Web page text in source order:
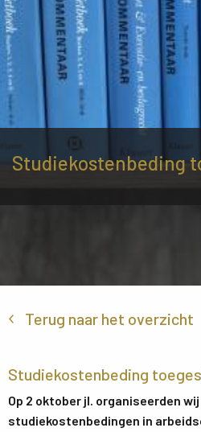
Studiekostenbeding
Terug naar het overzicht
Studiekostenbeding
Op 2 oktober jl. organiseerden
studiekostenbedingen in